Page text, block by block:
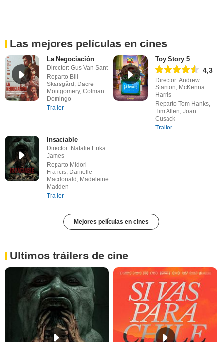
Las mejores películas en cines
La Negociación
Director: Gus Van Sant
Reparto Bill
Skarsgård, Dacre
Montgomery, Colman
Domingo
Trailer
Toy Story 5
4,3
Director: Andrew
Stanton, McKenna
Harris
Reparto Tom Hanks,
Tim Allen, Joan
Cusack
Trailer
Insaciable
Director: Natalie Erika
James
Reparto Midori
Francis, Danielle
Macdonald, Madeleine
Madden
Trailer
Mejores películas en cines
Ultimos tráilers de cine